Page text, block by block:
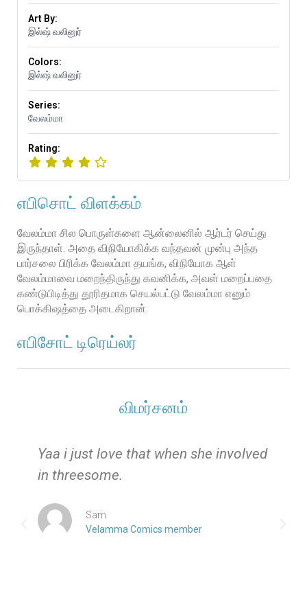
Art By:
இல்ஷ் வலினுர்
Colors:
இல்ஷ் வலினுர்
Series:
வேலம்மா
Rating:
எபிசொட் விளக்கம்
வேலம்மா சில பொருள்களை ஆன்லைனில் ஆர்டர் செய்து
இருந்தாள். அதை விநியோகிக்க வந்தவன் முன்பு அந்த
பார்சலை பிரிக்க வேலம்மா தயங்க, விநியோக ஆள்
வேலம்மாவை மறைந்திருந்து கவனிக்க, அவள் மறைப்பதை
கண்டுபிடித்து தூரிதமாக செயல்பட்டு வேலம்மா எனும்
பொக்கிஷத்தை அடைகிறான்.
எபிசோட் டிரெய்லர்
விமர்சனம்
Yaa i just love that when she involved
in threesome.
Sam
Velamma Comics member